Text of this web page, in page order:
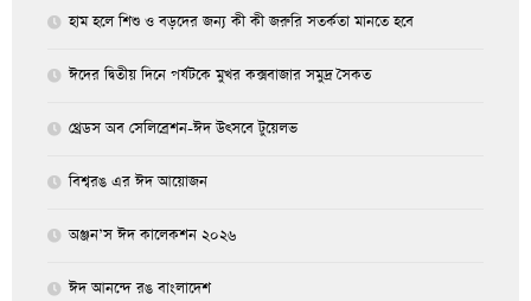
হাম হলে শিশু ও বড়দের জন্য কী কী জরুরি সতর্কতা মানতে হবে
ঈদের দ্বিতীয় দিনে পর্যটকে মুখর কক্সবাজার সমুদ্র সৈকত
থ্রেডস অব সেলিব্রেশন-ঈদ উৎসবে টুয়েলভ
বিশ্বরঙ এর ঈদ আয়োজন
অঞ্জন’স ঈদ কালেকশন ২০২৬
ঈদ আনন্দে রঙ বাংলাদেশ